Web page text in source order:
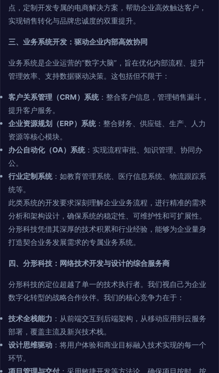
点，定制开发专属的电商解决方案，帮助企业高效触达客户，
实现销售转化与品牌忠诚度的双重提升。
三、业务系统开发：驱动企业内部高效协同
业务系统是企业运营的“数字大脑”，旨在优化内部流程、提升
管理效率、支持数据驱动决策。这包括但不限于：
客户关系管理（CRM）系统：整合客户信息，管理销售漏斗，
提升客户服务。
企业资源规划（ERP）系统：整合财务、供应链、生产、人力
资源等核心模块。
办公自动化（OA）系统：实现流程审批、知识管理、协同办
公。
行业定制系统：如教育管理系统、医疗信息系统、物流跟踪系
统等。
此类系统的开发要求深刻理解企业业务流程，进行精准的需求
分析和架构设计，确保系统的稳定性、可维护性和可扩展性。
分形科技凭借其深厚的技术积累和行业经验，能够为企业量身
打造契合业务发展需求的专属业务系统。
四、分形科技：网络技术开发与设计的综合服务商
分形科技的定位超越了单一的技术执行者。我们视自己为企业
数字化转型的战略合作伙伴。我们的核心竞争力在于：
技术全栈能力 ：从前端交互到后端架构，从移动应用到云服务
部署，覆盖主流及新兴技术栈。
设计思维驱动 ：将用户体验和商业目标融入技术实现的每一个
环节。